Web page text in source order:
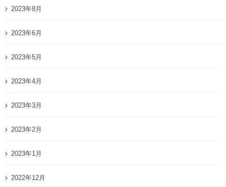
2023年8月
2023年6月
2023年5月
2023年4月
2023年3月
2023年2月
2023年1月
2022年12月